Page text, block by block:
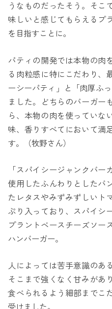
うなものだったそう。そこ
味しいと感じてもらえるプ
を目指すことに。
パティの開発では本物の肉
る肉粒感に特にこだわり、
ーシーパティ」と「肉厚ふ
ました。どちらのバーガー
ら、本物の肉を使っていな
味、香りすべてにおいて満
す。（牧野さん）
「スパイシージャンクバ
使用したふんわりとしたバ
たレタスやみずみずしいト
ぷり入っており、スパイシ
プラントベースチーズソー
ハンバーガー。
人によっては苦手意識のあ
そこまで強くなく甘みがあ
食べられるよう細部までこ